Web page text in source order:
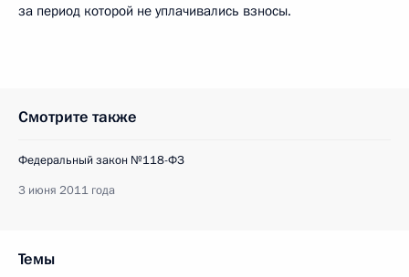
за период которой не уплачивались взносы.
Смотрите также
Федеральный закон №118-ФЗ
3 июня 2011 года
Темы